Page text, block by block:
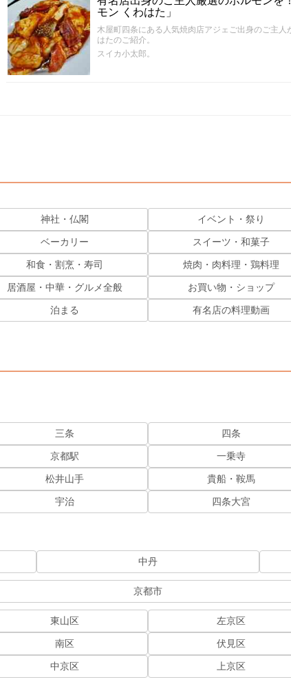
モン くわはた」
木屋町四条にある人気焼肉店アジェご出身のご主
はたのご紹介。
スイカ小太郎。
神社・仏閣 イベント・祭り
ベーカリー スイーツ・和菓子
和食・割烹・寿司 焼肉・肉料理・鶏料理
居酒屋・中華・グルメ全般 お買い物・ショップ
泊まる 有名店の料理動画
三条 四条
京都駅 一乗寺
松井山手 貴船・鞍馬
宇治 四条大宮
中丹
京都市
東山区 左京区
南区 伏見区
中京区 上京区